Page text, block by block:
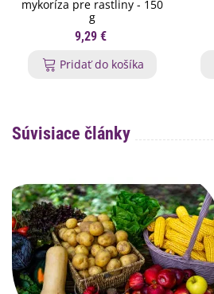
mykoríza pre rastliny - 150
g
9,29 €
Pridať do košíka
Súvisiace články